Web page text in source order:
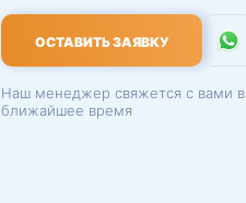
ОСТАВИТЬ ЗАЯВКУ
Наш менеджер свяжется с вами в
ближайшее время